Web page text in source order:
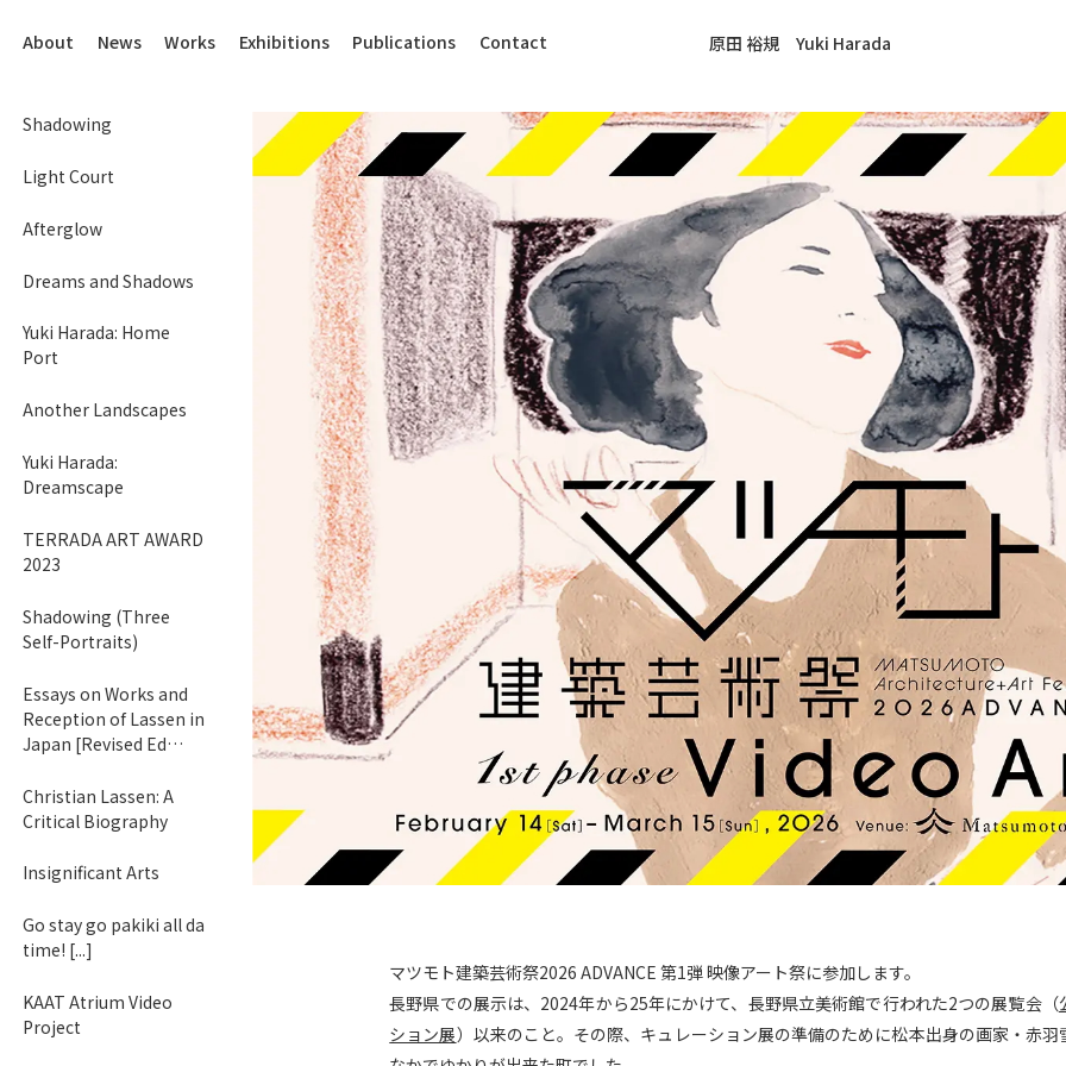
About News Works Exhibitions Publications Contact 原田 裕規 Yuki Harada
Shadowing
Light Court
Afterglow
Dreams and Shadows
Yuki Harada: Home
Port
Another Landscapes
Yuki Harada:
Dreamscape
TERRADA ART AWARD
2023
Shadowing (Three
Self-Portraits)
Essays on Works and
Reception of Lassen in
Japan [Revised Ed…
Christian Lassen: A
Critical Biography
Insignificant Arts
Go stay go pakiki all da
time! [...]
KAAT Atrium Video
Project
マツモト建築芸術祭2026 ADVANCE 第1弾 映像アート祭に参加します。
長野県での展示は、2024年から25年にかけて、長野県立美術館で行われた2つの展覧会（
ション展）以来のこと。その際、キュレーション展の準備のために松本出身の画家・赤